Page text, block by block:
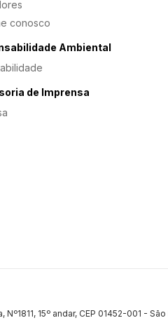
conosco
Ambiental
de Imprensa
15º andar, CEP 01452-001 - São